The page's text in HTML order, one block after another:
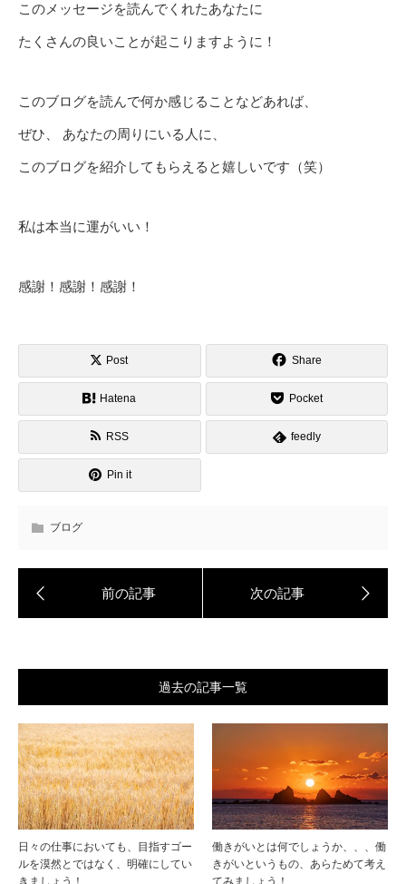
このメッセージを読んでくれたあなたに
たくさんの良いことが起こりますように！
このブログを読んで何か感じることなどあれば、
ぜひ、 あなたの周りにいる人に、
このブログを紹介してもらえると嬉しいです（笑）
私は本当に運がいい！
感謝！感謝！感謝！
Post Share
Hatena Pocket
RSS feedly
Pin it
ブログ
過去の記事一覧
日々の仕事においても、目指すゴー
ルを漠然とではなく、明確にしてい
きましょう！
働きがいとは何でしょうか、、、働
きがいというもの、あらためて考え
てみましょう！